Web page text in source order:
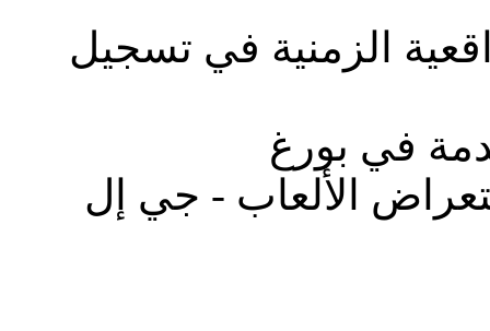
الزمنية في تسجيل
في بورغ
الألعاب - جي إل